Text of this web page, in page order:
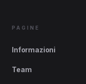
PAGINE
Informazioni
Team